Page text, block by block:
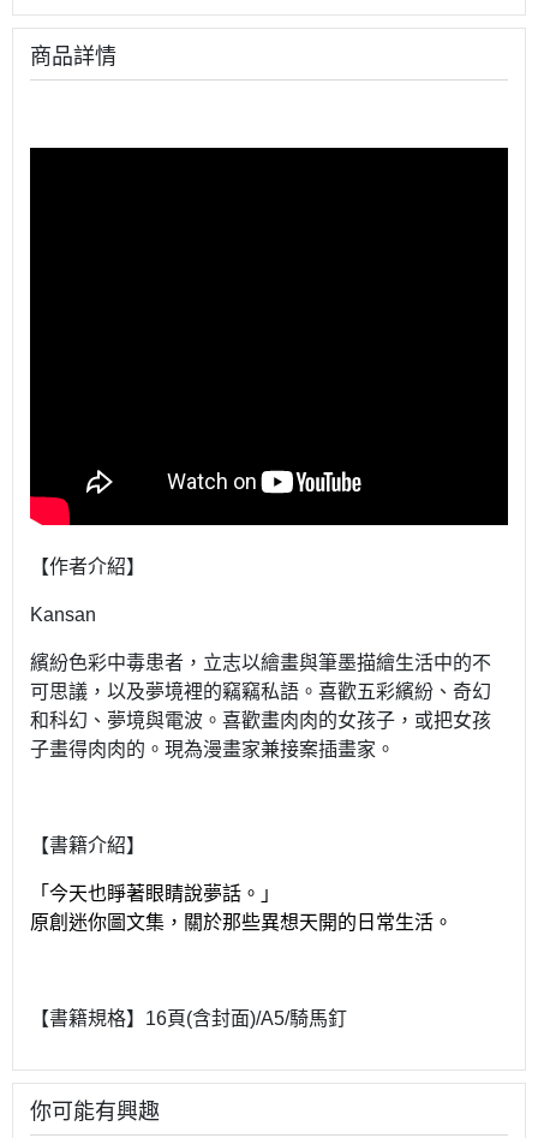
商品詳情
【作者介紹】
Kansan
繽紛色彩中毒患者，立志以繪畫與筆墨描繪生活中的不
可思議，以及夢境裡的竊竊私語。喜歡五彩繽紛、奇幻
和科幻、夢境與電波。喜歡畫肉肉的女孩子，或把女孩
子畫得肉肉的。現為漫畫家兼接案插畫家。
【書籍介紹】
「今天也睜著眼睛說夢話。」
原創迷你圖文集，關於那些異想天開的日常生活。
【書籍規格】16頁(含封面)/A5/騎馬釘
你可能有興趣